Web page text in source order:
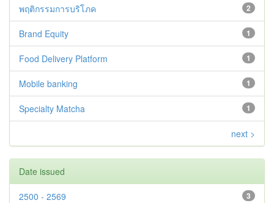
2
พฤติกรรมการบริโภค
1
Brand Equity
1
Food Delivery Platform
1
Mobile banking
1
Specialty Matcha
next >
Date issued
3
2500 - 2569